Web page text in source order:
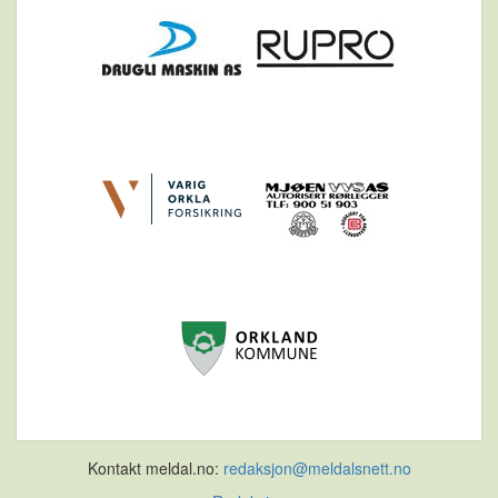
Kontakt meldal.no: redaksjon@meldalsnett.no